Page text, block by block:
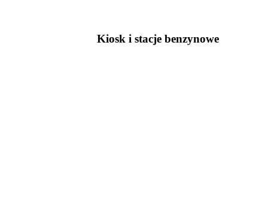
Kiosk i stacje benzynowe